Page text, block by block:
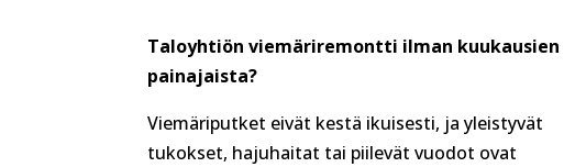
Taloyhtiön viemäriremontti ilman kuukausien
painajaista?
Viemäriputket eivät kestä ikuisesti, ja yleistyvät
tukokset, hajuhaitat tai piilevät vuodot ovat